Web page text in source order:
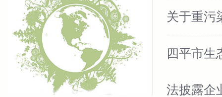
关于重污
四平市生
法披露企